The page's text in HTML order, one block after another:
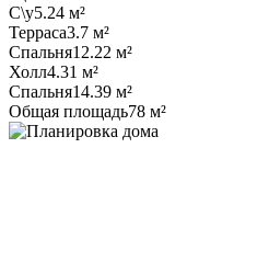
С\у5.24 м²
Терраса3.7 м²
Спальня12.22 м²
Холл4.31 м²
Спальня14.39 м²
Общая площадь78 м²